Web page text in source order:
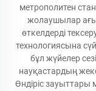
метрополитен
жолаушылар
өткелдерді
технологиясына
бұл жүйелер
науқастардың
Өндіріс зауыттары